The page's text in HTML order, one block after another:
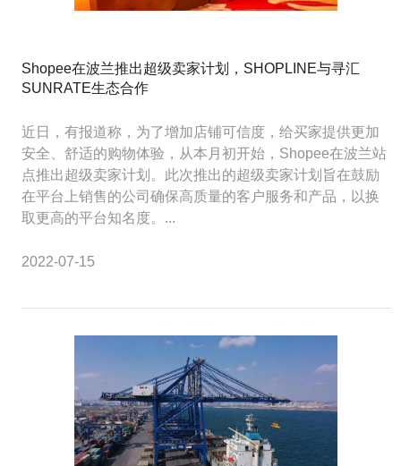
Shopee在波兰推出超级卖家计划，SHOPLINE与寻汇
SUNRATE生态合作
近日，有报道称，为了增加店铺可信度，给买家提供更加
安全、舒适的购物体验，从本月初开始，Shopee在波兰站
点推出超级卖家计划。此次推出的超级卖家计划旨在鼓励
在平台上销售的公司确保高质量的客户服务和产品，以换
取更高的平台知名度。...
2022-07-15